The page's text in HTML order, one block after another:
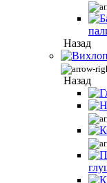
Назад
Назад